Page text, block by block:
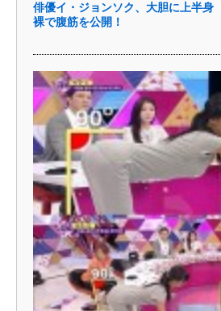
俳優イ・ジョンソク、大胆に上半身
裸で腹筋を公開！